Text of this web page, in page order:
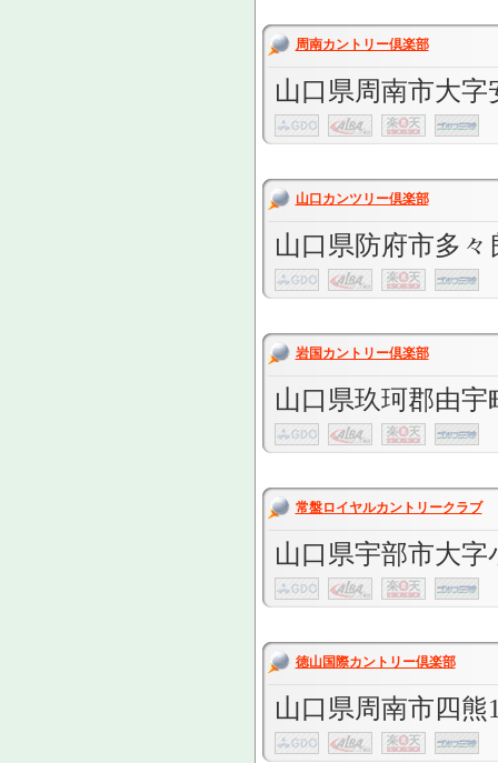
周南カントリー倶楽部
山口県周南市大字
山口カンツリー倶楽部
山口県防府市多々
岩国カントリー倶楽部
山口県玖珂郡由宇
常盤ロイヤルカントリークラブ
山口県宇部市大字
徳山国際カントリー倶楽部
山口県周南市四熊